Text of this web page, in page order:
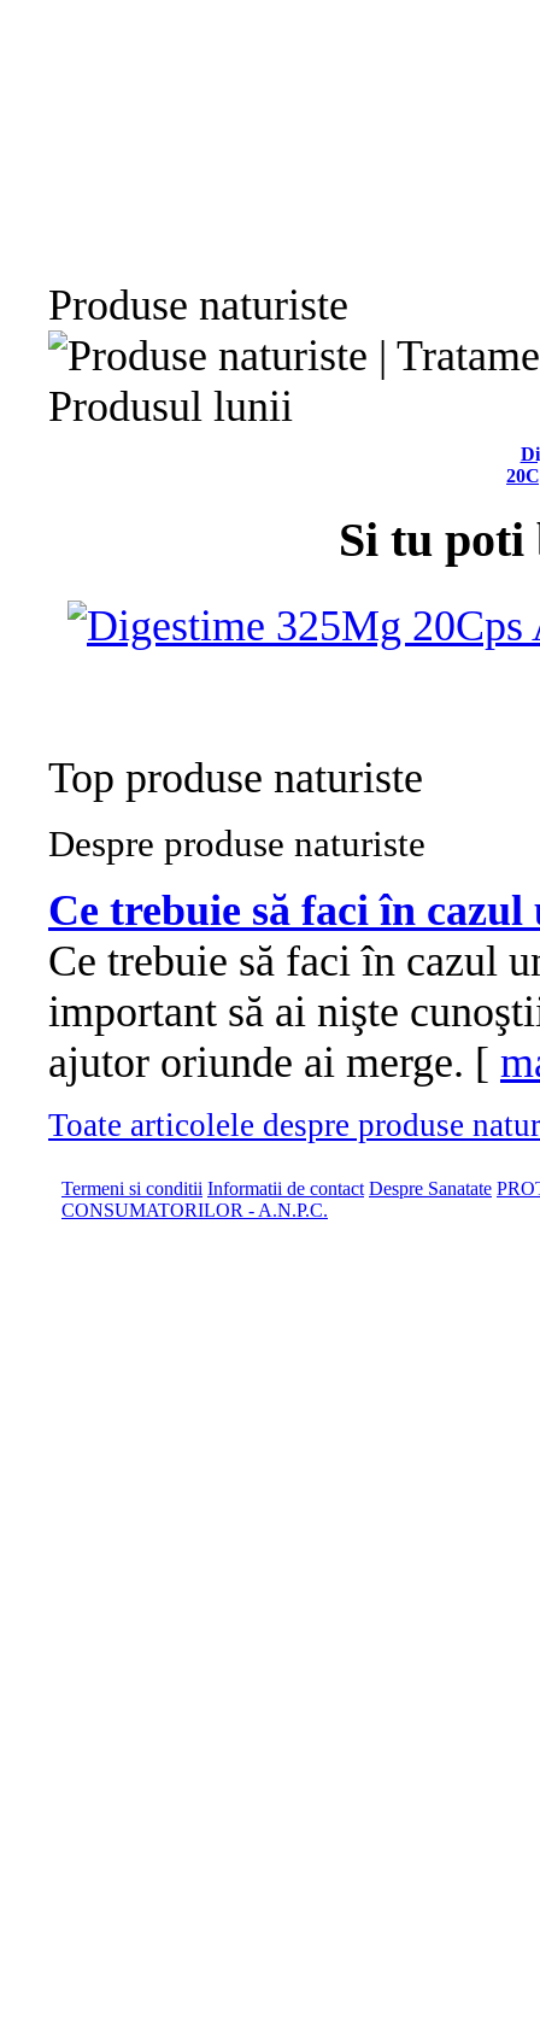
Produse naturiste
Produsul lunii
Si tu poti
Top produse naturiste
Despre produse naturiste
Ce trebuie să faci în
Ce trebuie să faci în cazul
important să ai nişte
ajutor oriunde ai merge. [
Toate articolele despre produse
Termeni si conditii Informatii de contact Despre Sanatate
CONSUMATORILOR - A.N.P.C.